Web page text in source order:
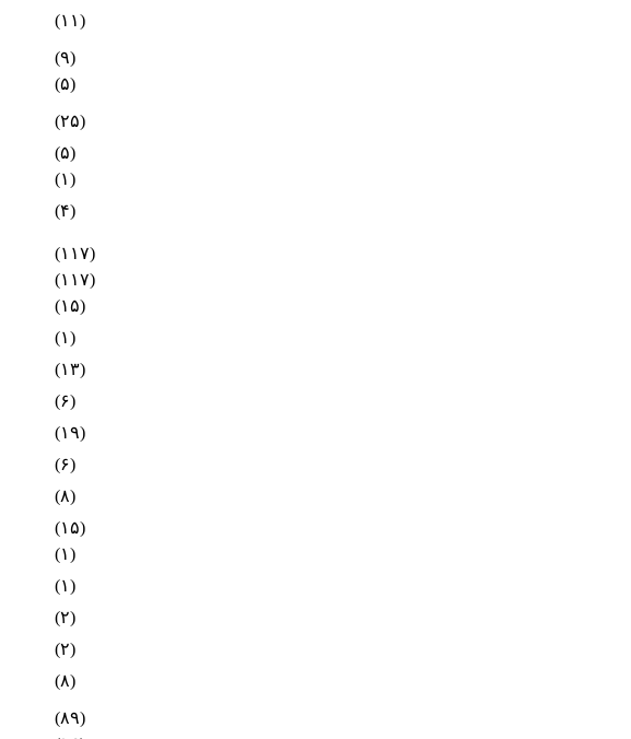
(۱۱)
(۹)
(۵)
(۲۵)
(۵)
(۱)
(۴)
(۱۱۷)
(۱۱۷)
(۱۵)
(۱)
(۱۳)
(۶)
(۱۹)
(۶)
(۸)
(۱۵)
(۱)
(۱)
(۲)
(۲)
(۸)
(۸۹)